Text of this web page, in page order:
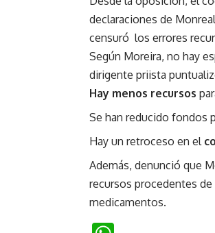
declaraciones de
censuró los errores
Según Moreira, no hay
dirigente priista
Hay menos recursos
Se han reducido fondos
Hay un retroceso en el
Además, denunció que
recursos procedentes
medicamentos.